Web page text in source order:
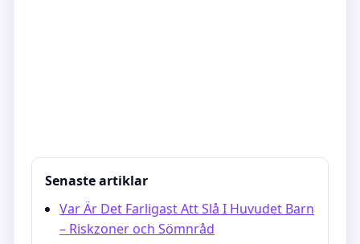
Senaste artiklar
Var Är Det Farligast Att Slå I Huvudet Barn
– Riskzoner och Sömnråd